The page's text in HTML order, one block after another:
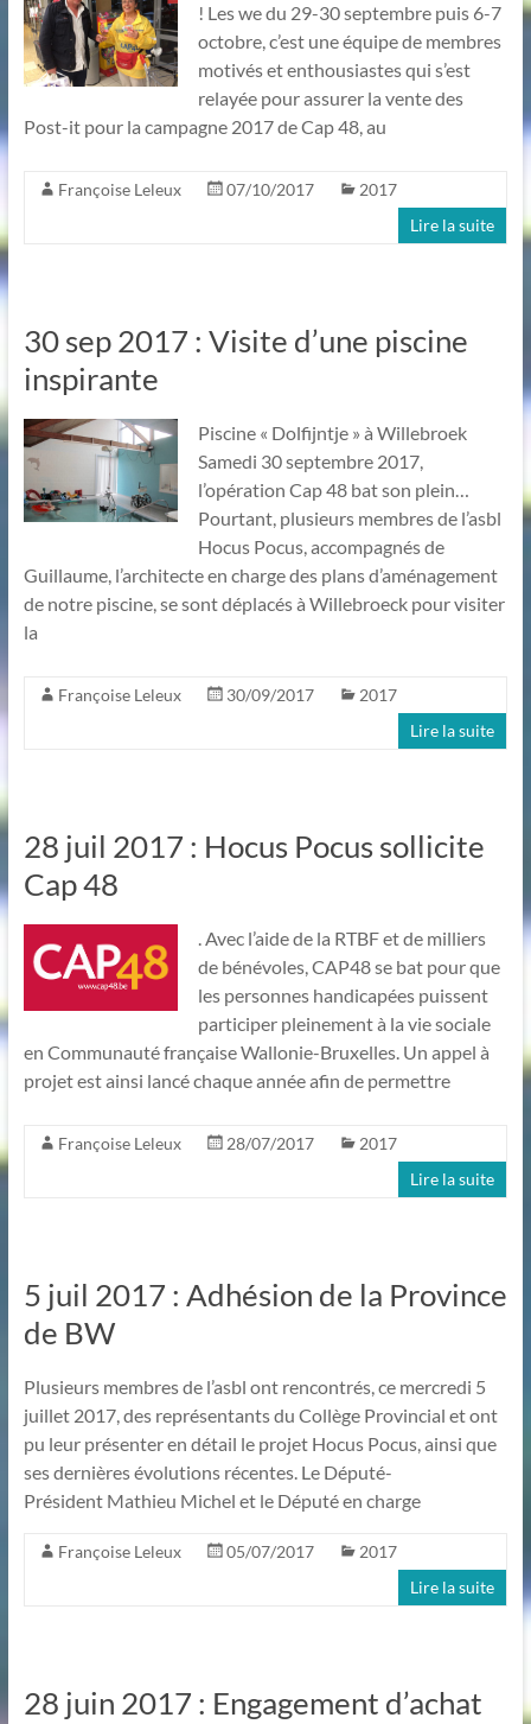
! Les we du 29-30 septembre puis 6-7
octobre, c’est une équipe de membres
motivés et enthousiastes qui s’est
relayée pour assurer la vente des
Post-it pour la campagne 2017 de Cap 48, au
Françoise Leleux 07/10/2017
2017
Lire la suite
30 sep 2017 : Visite d’une piscine
inspirante
Piscine « Dolfijntje » à Willebroek
Samedi 30 septembre 2017,
l’opération Cap 48 bat son plein…
Pourtant, plusieurs membres de l’asbl
Hocus Pocus, accompagnés de
Guillaume, l’architecte en charge des plans d’aménagement
de notre piscine, se sont déplacés à Willebroeck pour visiter
la
Françoise Leleux 30/09/2017
2017
Lire la suite
28 juil 2017 : Hocus Pocus sollicite
Cap 48
. Avec l’aide de la RTBF et de milliers
de bénévoles, CAP48 se bat pour que
les personnes handicapées puissent
participer pleinement à la vie sociale
en Communauté française Wallonie-Bruxelles. Un appel à
projet est ainsi lancé chaque année afin de permettre
Françoise Leleux 28/07/2017
2017
Lire la suite
5 juil 2017 : Adhésion de la Province
de BW
Plusieurs membres de l’asbl ont rencontrés, ce mercredi 5
juillet 2017, des représentants du Collège Provincial et ont
pu leur présenter en détail le projet Hocus Pocus, ainsi que
ses dernières évolutions récentes. Le Député-
Président Mathieu Michel et le Député en charge
Françoise Leleux 05/07/2017
2017
Lire la suite
28 juin 2017 : Engagement d’achat